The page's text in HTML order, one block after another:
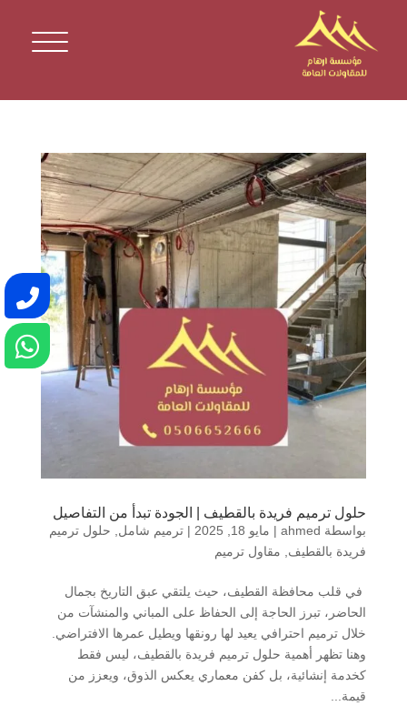
حلول ترميم فريدة بالقطيف | الجودة تبدأ من التفاصيل
بواسطة ahmed
| مايو 18, 2025 | ترميم شامل, حلول ترميم
فريدة بالقطيف, مقاول ترميم
في قلب محافظة القطيف، حيث يلتقي عبق التاريخ بجمال
الحاضر، تبرز الحاجة إلى الحفاظ على المباني والمنشآت من
خلال ترميم احترافي يعيد لها رونقها ويطيل عمرها الافتراضي.
وهنا تظهر أهمية حلول ترميم فريدة بالقطيف، ليس فقط
كخدمة إنشائية، بل كفن معماري يعكس الذوق، ويعزز من
قيمة...